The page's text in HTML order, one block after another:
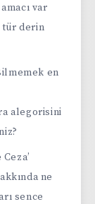
var
tür derin
en
alegorisini
ne
sence